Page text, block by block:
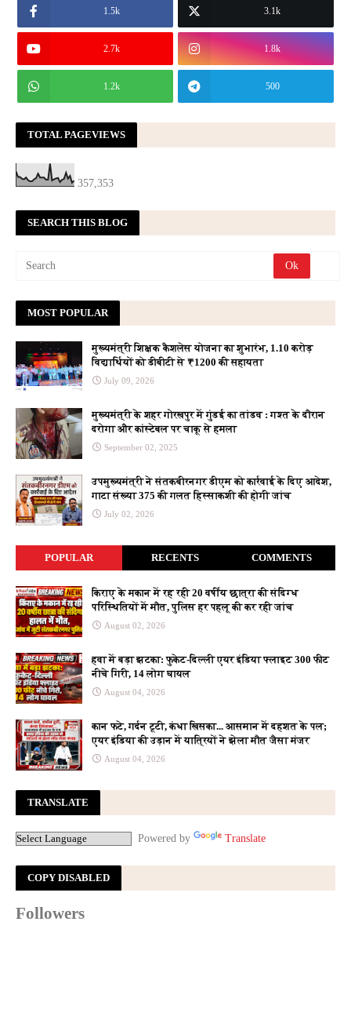
1.5k 3.1k
2.7k 1.8k
1.2k 500
TOTAL PAGEVIEWS
357,353
SEARCH THIS BLOG
MOST POPULAR
मुख्यमंत्री शिक्षक कैशलेस योजना का शुभारंभ, 1.10 करोड़
विद्यार्थियों को डीबीटी से ₹1200 की सहायता
July 09, 2026
मुख्यमंत्री के शहर गोरखपुर में गुंडई का तांडव : गश्त के दौरान
दरोगा और कांस्टेबल पर चाकू से हमला
September 02, 2025
उपमुख्यमंत्री ने संतकबीरनगर डीएम को कार्रवाई के दिए आदेश,
गाटा संख्या 375 की गलत हिस्साकशी की होगी जांच
July 02, 2026
POPULAR RECENTS COMMENTS
किराए के मकान में रह रही 20 वर्षीय छात्रा की संदिग्ध
परिस्थितियों में मौत, पुलिस हर पहलू की कर रही जांच
August 02, 2026
हवा में बड़ा झटका: फुकेट-दिल्ली एयर इंडिया फ्लाइट 300 फीट
नीचे गिरी, 14 लोग घायल
August 04, 2026
कान फटे, गर्दन टूटी, कंधा खिसका... आसमान में दहशत के पल;
एयर इंडिया की उड़ान में यात्रियों ने झेला मौत जैसा मंजर
August 04, 2026
TRANSLATE
Powered by Translate
COPY DISABLED
Followers